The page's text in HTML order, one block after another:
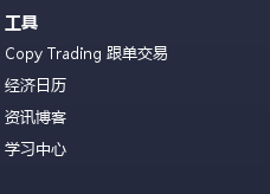
工具
Copy Trading 跟单交易
经济日历
资讯博客
学习中心